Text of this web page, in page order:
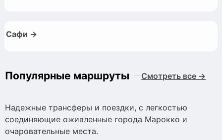
Сафи →
Популярные маршруты Смотреть все →
Надежные трансферы и поездки, с легкостью
соединяющие оживленные города Марокко и
очаровательные места.